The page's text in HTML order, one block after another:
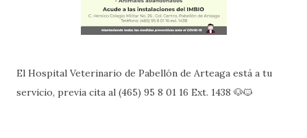
El Hospital Veterinario de Pabellón de Arteaga está a tu
servicio, previa cita al (465) 95 8 01 16 Ext. 1438 🐶🐱